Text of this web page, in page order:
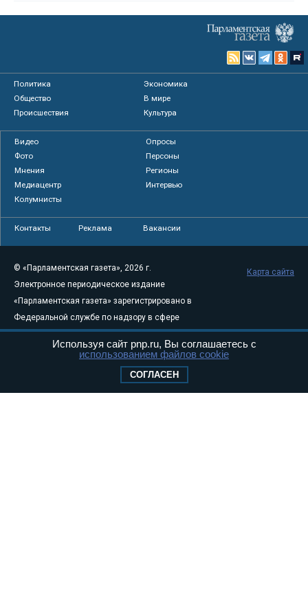
Политика
Экономика
Общество
В мире
Происшествия
Культура
Видео
Опросы
Фото
Персоны
Мнения
Регионы
Медиацентр
Интервью
Колумнисты
Контакты Реклама Вакансии
© «Парламентская газета», 2026 г.
Электронное периодическое издание
«Парламентская газета» зарегистрировано в
Федеральной службе по надзору в сфере
связи, информационных технологий и
массовых коммуникаций (Роскомнадзор) 05
Свидетельство о регистрации Эл № ФС77-
Карта сайта
Используя сайт pnp.ru, Вы соглашаетесь с
использованием файлов cookie
СОГЛАСЕН